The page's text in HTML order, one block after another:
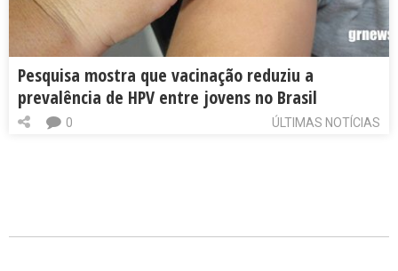
Pesquisa mostra que vacinação reduziu a
prevalência de HPV entre jovens no Brasil
ÚLTIMAS NOTÍCIAS
0